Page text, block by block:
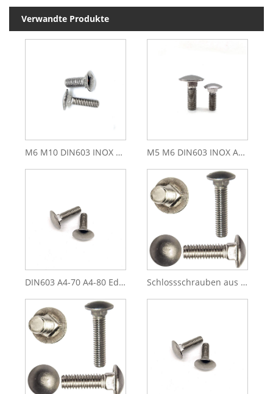
Verwandte Produkte
M6 M10 DIN603 INOX A4 Edelstahl 314 316 INOX A2 Schlossschraube M5 M6 DIN603 INOX A4 INOX A2 Edelstahl 314 316 Vierkantschlittenschraube
DIN603 A4-70 A4-80 Edelstahl 314 316 M6 M12 Schlossschraube Schlossschrauben aus Edelstahl